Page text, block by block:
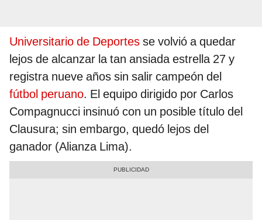
Universitario de Deportes se volvió a quedar
lejos de alcanzar la tan ansiada estrella 27 y
registra nueve años sin salir campeón del
fútbol peruano. El equipo dirigido por Carlos
Compagnucci insinuó con un posible título del
Clausura; sin embargo, quedó lejos del
ganador (Alianza Lima).